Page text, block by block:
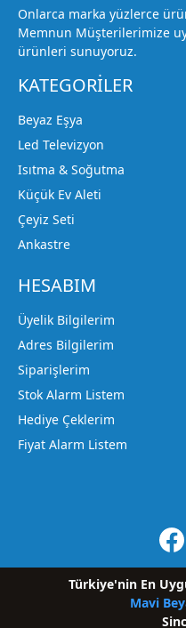
Onlarca marka yüzlerce
Memnun Müşterilerimize
ürünleri sunuyoruz.
KATEGORİLER
Beyaz Eşya
Led Televizyon
Isıtma & Soğutma
Küçük Ev Aleti
Çeyiz Seti
Ankastre
HESABIM
Üyelik Bilgilerim
Adres Bilgilerim
Siparişlerim
Stok Alarm Listem
Hediye Çeklerim
Fiyat Alarm Listem
Türkiye'nin En
Mavi